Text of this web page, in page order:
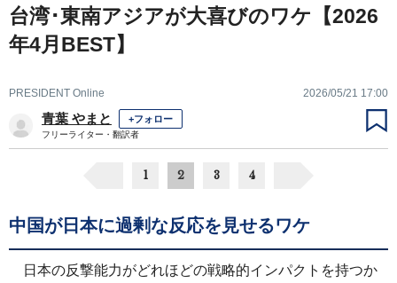
台湾･東南アジアが大喜びのワケ【2026
年4月BEST】
PRESIDENT Online 2026/05/21 17:00
青葉 やまと +フォロー
フリーライター・翻訳者
1 2 3 4
中国が日本に過剰な反応を見せるワケ
日本の反撃能力がどれほどの戦略的インパクトを持つか